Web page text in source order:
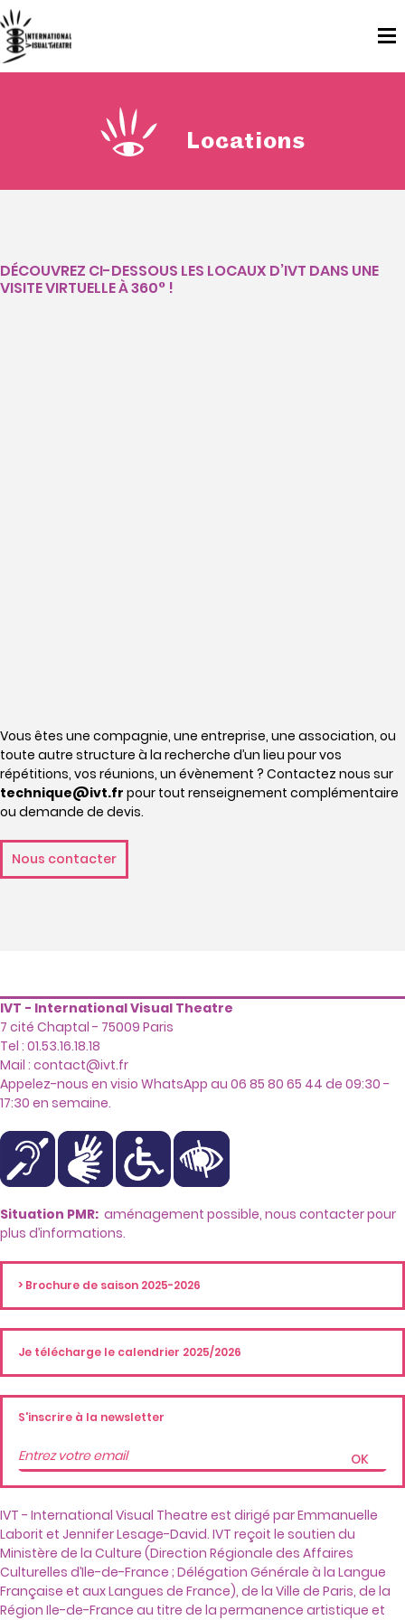
Locations
DÉCOUVREZ CI-DESSOUS LES LOCAUX D’IVT DANS UNE
VISITE VIRTUELLE À 360° !
Vous êtes une compagnie, une entreprise, une association, ou
toute autre structure à la recherche d’un lieu pour vos
répétitions, vos réunions, un évènement ? Contactez nous sur
technique@ivt.fr pour tout renseignement complémentaire
ou demande de devis.
Nous contacter
IVT - International Visual Theatre
7 cité Chaptal - 75009 Paris
Tel : 01.53.16.18.18
Mail : contact@ivt.fr
Appelez-nous en visio WhatsApp au 06 85 80 65 44 de 09:30 -
17:30 en semaine.
Situation PMR: aménagement possible, nous contacter pour
plus d’informations.
> Brochure de saison 2025-2026
Je télécharge le calendrier 2025/2026
S'inscrire à la newsletter
OK
IVT - International Visual Theatre est dirigé par Emmanuelle
Laborit et Jennifer Lesage-David. IVT reçoit le soutien du
Ministère de la Culture (Direction Régionale des Affaires
Culturelles d’Ile-de-France ; Délégation Générale à la Langue
Française et aux Langues de France), de la Ville de Paris, de la
Région Ile-de-France au titre de la permanence artistique et